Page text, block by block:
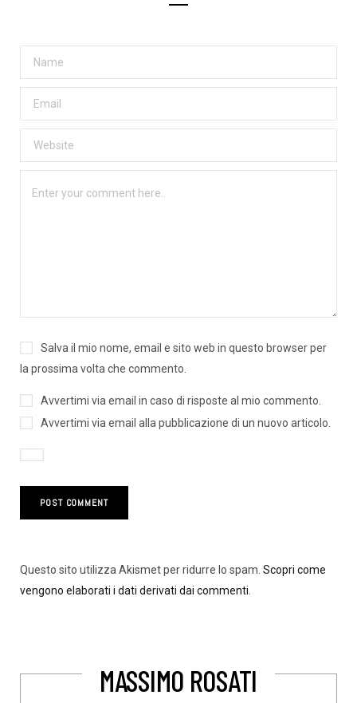
Salva il mio nome, email e sito web in questo browser per
la prossima volta che commento.
Avvertimi via email in caso di risposte al mio commento.
Avvertimi via email alla pubblicazione di un nuovo articolo.
Questo sito utilizza Akismet per ridurre lo spam. Scopri come
vengono elaborati i dati derivati dai commenti.
MASSIMO ROSATI